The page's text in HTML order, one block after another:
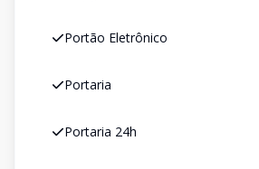
Portão Eletrônico
Portaria
Portaria 24h